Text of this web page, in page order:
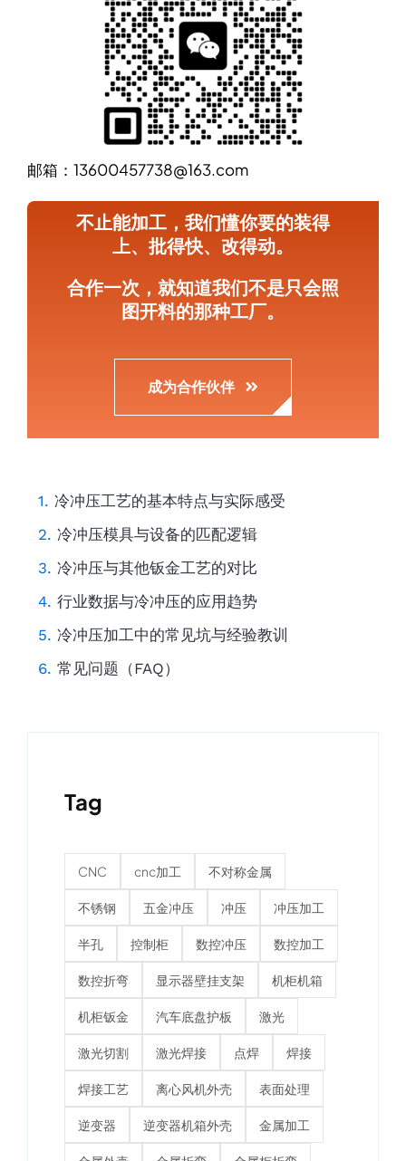
邮箱：13600457738@163.com
不止能加工，我们懂你要的装得
上、批得快、改得动。
合作一次，就知道我们不是只会照
图开料的那种工厂。
成为合作伙伴
冷冲压工艺的基本特点与实际感受
冷冲压模具与设备的匹配逻辑
冷冲压与其他钣金工艺的对比
行业数据与冷冲压的应用趋势
冷冲压加工中的常见坑与经验教训
常见问题（FAQ）
Tag
CNC cnc加工 不对称金属
不锈钢 五金冲压 冲压 冲压加工
半孔 控制柜 数控冲压 数控加工
数控折弯 显示器壁挂支架 机柜机箱
机柜钣金 汽车底盘护板 激光
激光切割 激光焊接 点焊 焊接
焊接工艺 离心风机外壳 表面处理
逆变器 逆变器机箱外壳 金属加工